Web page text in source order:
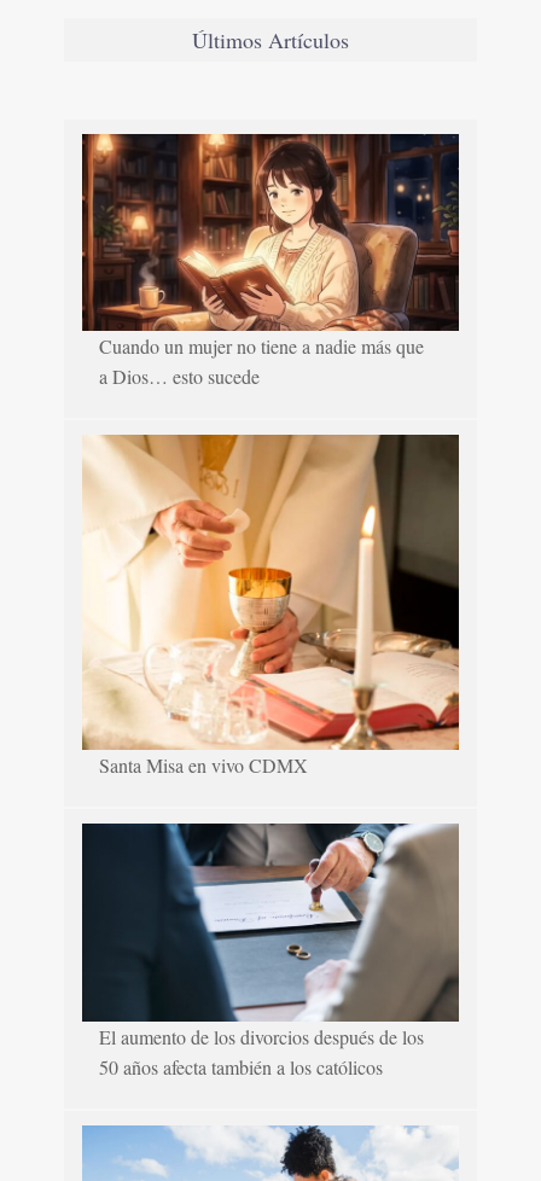
Últimos Artículos
Cuando un mujer no tiene a nadie más que
a Dios… esto sucede
Santa Misa en vivo CDMX
El aumento de los divorcios después de los
50 años afecta también a los católicos